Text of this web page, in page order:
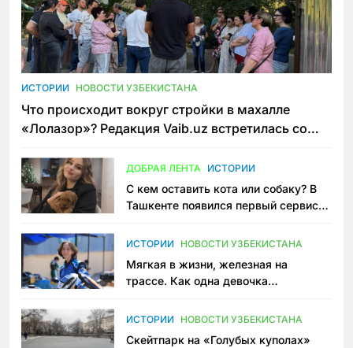
ИСТОРИИ НОВОСТИ УЗБЕКИСТАНА
Что происходит вокруг стройки в махалле
«Лолазор»? Редакция Vaib.uz встретилась со
ДОБРАЯ ЛЕНТА ИСТОРИИ
С кем оставить кота или собаку? В
Ташкенте появился первый сервис
ИСТОРИИ НОВОСТИ УЗБЕКИСТАНА
Мягкая в жизни, железная на
трассе. Как одна девочка
Узбекистане
ИСТОРИИ НОВОСТИ УЗБЕКИСТАНА
Скейтпарк на «Голубых куполах»